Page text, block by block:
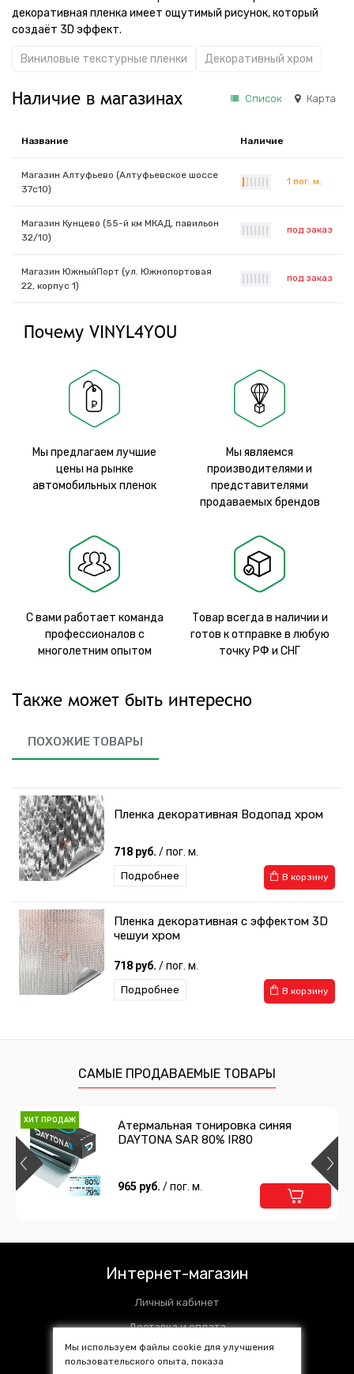
декоративная пленка имеет ощутимый рисунок, который
создаёт 3D эффект.
Виниловые текстурные пленки Декоративный хром
Наличие в магазинах Список Карта
Название Наличие
Магазин Алтуфьево (Алтуфьевское шоссе
37с10)
1 пог. м.
Магазин Кунцево (55-й км МКАД, павильон
32/10)
под заказ
Магазин ЮжныйПорт (ул. Южнопортовая
22, корпус 1)
под заказ
Почему VINYL4YOU
Мы предлагаем лучшие
цены на рынке
автомобильных пленок
Мы являемся
производителями и
представителями
продаваемых брендов
С вами работает команда
профессионалов с
многолетним опытом
Товар всегда в наличии и
готов к отправке в любую
точку РФ и СНГ
Также может быть интересно
ПОХОЖИЕ ТОВАРЫ
Пленка декоративная Водопад хром
718 руб. / пог. м.
В корзину
Подробнее
Пленка декоративная с эффектом 3D
чешуи хром
718 руб. / пог. м.
В корзину
Подробнее
САМЫЕ ПРОДАВАЕМЫЕ ТОВАРЫ
ХИТ ПРОДАЖ
Атермальная тонировка синяя
DAYTONA SAR 80% IR80
965 руб. / пог. м.
Интернет-магазин
Личный кабинет
Доставка и оплата
Установочные центры
Мы используем файлы cookie для улучшения
пользовательского опыта, показа